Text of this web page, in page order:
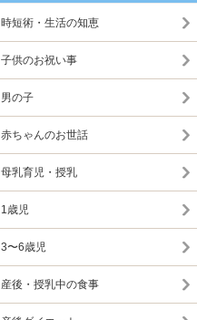
時短術・生活の知恵
子供のお祝い事
男の子
赤ちゃんのお世話
母乳育児・授乳
1歳児
3〜6歳児
産後・授乳中の食事